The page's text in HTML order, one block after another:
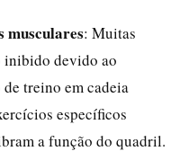
musculares: Muitas
inibido devido ao
treino em cadeia
específicos
a função do quadril.